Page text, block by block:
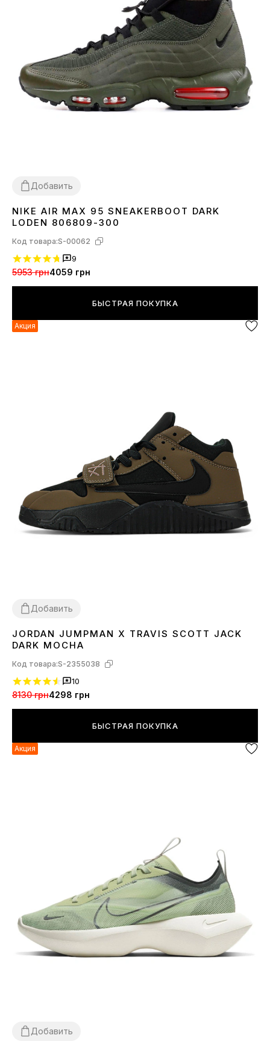
Добавить
4142 4344 45
NIKE AIR MAX 95 SNEAKERBOOT DARK
LODEN 806809-300
Код товара:S-00062
9
5953 грн4059 грн
БЫСТРАЯ ПОКУПКА
Акция
Добавить
3637383940 4142
JORDAN JUMPMAN X TRAVIS SCOTT JACK
DARK MOCHA
Код товара:S-2355038
10
8130 грн4298 грн
БЫСТРАЯ ПОКУПКА
Акция
Добавить